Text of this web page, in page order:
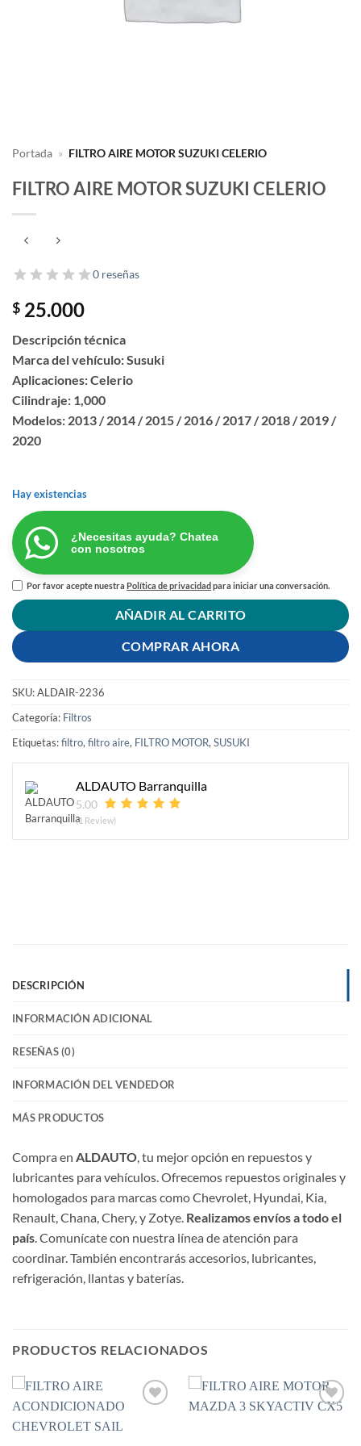
Portada » FILTRO AIRE MOTOR SUZUKI CELERIO
FILTRO AIRE MOTOR SUZUKI CELERIO
0 reseñas
$ 25.000
Descripción técnica
Marca del vehículo: Susuki
Aplicaciones: Celerio
Cilindraje: 1,000
Modelos: 2013 / 2014 / 2015 / 2016 / 2017 / 2018 / 2019 /
2020
Hay existencias
¿Necesitas ayuda? Chatea
con nosotros
Por favor acepte nuestraPolítica de privacidadpara iniciar una conversación.
AÑADIR AL CARRITO
COMPRAR AHORA
SKU:ALDAIR-2236
Categoría: Filtros
Etiquetas:filtro,filtro aire, FILTRO MOTOR,SUSUKI
ALDAUTO Barranquilla
5.00
(1 Review)
DESCRIPCIÓN
INFORMACIÓN ADICIONAL
RESEÑAS (0)
INFORMACIÓN DEL VENDEDOR
MÁS PRODUCTOS
Compra en ALDAUTO, tu mejor opción en repuestos y
lubricantes para vehículos. Ofrecemos repuestos originales y
homologados para marcas como Chevrolet, Hyundai, Kia,
Renault, Chana, Chery, y Zotye. Realizamos envíos a todo el
país. Comunícate con nuestra línea de atención para
coordinar. También encontrarás accesorios, lubricantes,
refrigeración, llantas y baterías.
PRODUCTOS RELACIONADOS